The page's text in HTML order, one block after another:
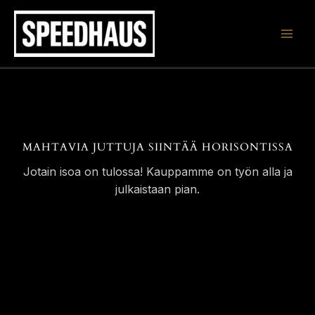
Siirry
sisältöön
MAHTAVIA JUTTUJA SIINTÄÄ HORISONTISSA
Jotain isoa on tulossa! Kauppamme on työn alla ja
julkaistaan pian.